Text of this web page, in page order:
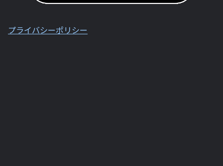
プライバシーポリシー